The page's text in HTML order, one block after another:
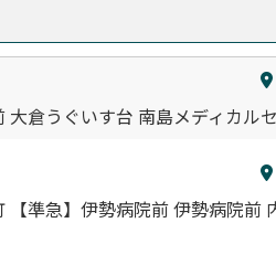
大倉うぐいす台 南島メディカル
【準急】伊勢病院前 伊勢病院前